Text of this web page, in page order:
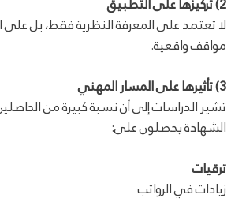
لا تعتمد على المعرفة النظرية فقط، بل على
مواقف واقعية.
3) تأثيرها على المسار المهني
تشير الدراسات إلى أن نسبة كبيرة من
الشهادة يحصلون على:
ترقيات
زيادات في الرواتب